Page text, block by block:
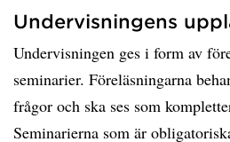
Undervisningens
Undervisningen ges i form av
seminarier. Föreläsningarna
frågor och ska ses som
Seminarierna som är